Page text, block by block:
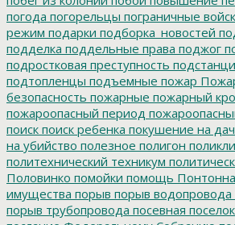
погода погорельцы пограничные
режим подарки подборка_новостей
подделка поддельные права поджог
подростковая преступность
подтопленцы подъемные пожар
безопасность пожарные пожарный
пожароопасный период
поиск поиск ребенка покушение на
на убийство полезное полигон
политехнический техникум
Половинко помойки помощь
имущества порыв порыв водопровода
порыв трубопровода посевная